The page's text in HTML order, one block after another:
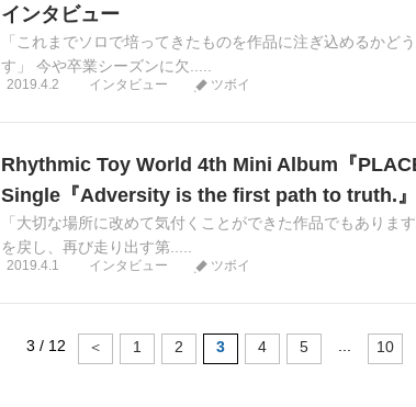
インタビュー
「これまでソロで培ってきたものを作品に注ぎ込めるかど
す」 今や卒業シーズンに欠.....
2019.4.2 インタビュー ツボイ
Rhythmic Toy World 4th Mini Album『
Single『Adversity is the first path to truth.』
「大切な場所に改めて気付くことができた作品でもありま
を戻し、再び走り出す第.....
2019.4.1 インタビュー ツボイ
3 / 12 ＜ 1 2 3 4 5 10